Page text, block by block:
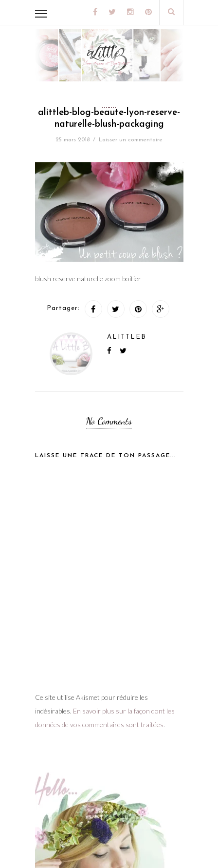
alittleb-blog-beaute-lyon-reserve-
naturelle-blush-packaging
25 mars 2018 / Laisser un commentaire
blush reserve naturelle zoom boitier
Partager:
ALITTLEB
No Comments
LAISSE UNE TRACE DE TON PASSAGE...
Ce site utilise Akismet pour réduire les
indésirables. En savoir plus sur la façon dont les
données de vos commentaires sont traitées.